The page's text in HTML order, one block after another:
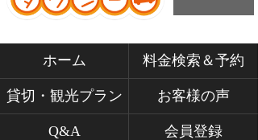
ホーム 料金検索＆予約
貸切・観光プラン お客様の声
Q&A 会員登録